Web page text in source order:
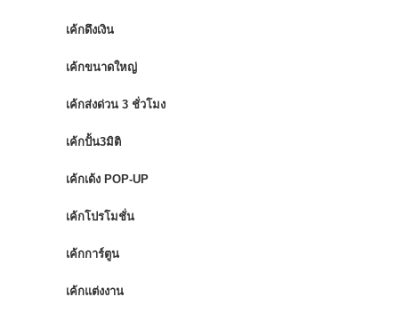
เค้กดึงเงิน
เค้กขนาดใหญ่
เค้กส่งด่วน 3 ชั่วโมง
เค้กปั้น3มิติ
เค้กเด้ง POP-UP
เค้กโปรโมชั่น
เค้กการ์ตูน
เค้กแต่งงาน